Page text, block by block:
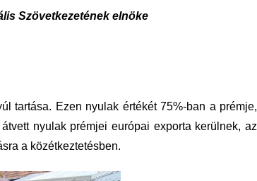
Szövetkezetének elnöke
tartása. Ezen nyulak értékét 75%-ban a prémje,
nyulak prémjei európai exporta kerülnek, az
a közétkeztetésben.